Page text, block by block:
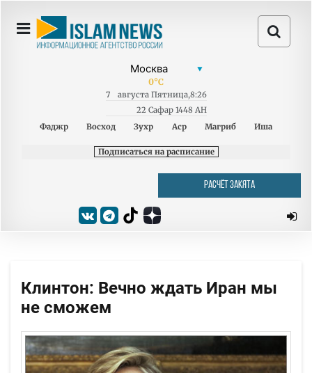
0°C
7 августа Пятница,8:26
22 Сафар 1448 AH
Фаджр
Восход Зухр Аср Магриб Иша
Подписаться на расписание
РАСЧЁТ ЗАКЯТА
Клинтон: Вечно ждать Иран мы
не сможем